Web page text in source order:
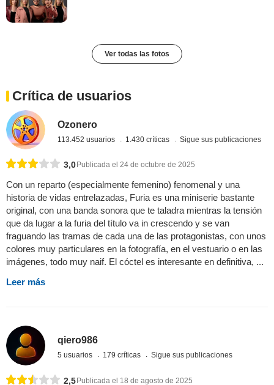
Ver todas las fotos
Crítica de usuarios
Ozonero
113.452 usuarios 1.430 críticas Sigue sus publicaciones
3,0 Publicada el 24 de octubre de 2025
Con un reparto (especialmente femenino) fenomenal y una
historia de vidas entrelazadas, Furia es una miniserie bastante
original, con una banda sonora que te taladra mientras la tensión
que da lugar a la furia del título va in crescendo y se van
fraguando las tramas de cada una de las protagonistas, con unos
colores muy particulares en la fotografía, en el vestuario o en las
imágenes, todo muy naif. El cóctel es interesante en definitiva, ...
Leer más
qiero986
5 usuarios 179 críticas Sigue sus publicaciones
2,5Publicada el 18 de agosto de 2025